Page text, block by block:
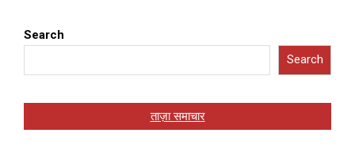
Search
Search
ताज़ा समाचार